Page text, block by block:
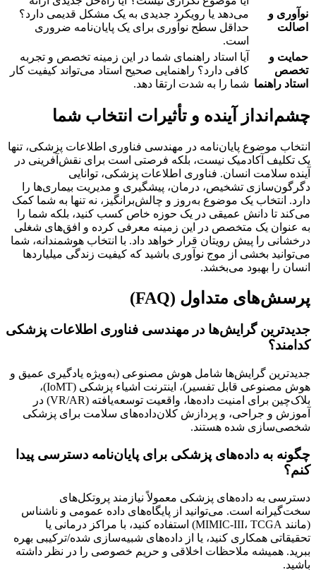
نوآوری و
اصالت
می‌دهد یا رویکرد جدیدی به یک مشکل قدیمی دارد؟
حداقل سطح نوآوری برای یک پایان‌نامه ضروری
است.
حمایت و
تخصص
استاد راهنما
آیا استاد راهنمای شما در این زمینه تخصص و تجربه
کافی دارد؟ راهنمایی صحیح استاد می‌تواند کیفیت کار
شما را به شدت ارتقا دهد.
چشم‌انداز آینده و تأثیرات انتخاب شما
انتخاب موضوع پایان‌نامه در مهندسی فناوری اطلاعات پزشکی، تنها
یک تکلیف آکادمیک نیست، بلکه فرصتی است برای نقش‌آفرینی در
آینده سلامت انسان. فناوری اطلاعات پزشکی، توانایی
دگرگون‌سازی تشخیص، درمان، پیشگیری و مدیریت بیماری‌ها را
دارد. انتخاب یک موضوع به‌روز و چالش‌برانگیز، نه تنها به شما کمک
می‌کند تا دانش عمیقی در یک حوزه خاص کسب کنید، بلکه شما را
به عنوان یک متخصص در این زمینه معرفی کرده و افق‌های شغلی
درخشانی را پیش رویتان قرار خواهد داد. با انتخاب هوشمندانه، شما
می‌توانید بخشی از موج نوآوری باشید که کیفیت زندگی میلیاردها
انسان را بهبود می‌بخشد.
پرسش‌های متداول (FAQ)
جدیدترین گرایش‌ها در مهندسی فناوری اطلاعات پزشکی
کدامند؟
جدیدترین گرایش‌ها شامل هوش مصنوعی (به‌ویژه یادگیری عمیق و
هوش مصنوعی قابل تفسیر)، اینترنت اشیاء پزشکی (IoMT)،
بلاک‌چین برای امنیت داده‌ها، واقعیت توسعه‌یافته (VR/AR) در
آموزش و جراحی، و پردازش کلان‌داده‌های سلامت برای پزشکی
شخصی‌سازی شده هستند.
چگونه به داده‌های پزشکی برای پایان‌نامه دسترسی پیدا
کنم؟
دسترسی به داده‌های پزشکی معمولاً نیازمند پروتکل‌های
سخت‌گیرانه است. می‌توانید از پایگاه‌های داده عمومی و ناشناس
(مانند MIMIC-III، TCGA) استفاده کنید، با مراکز درمانی یا
تحقیقاتی همکاری کنید، یا از داده‌های شبیه‌سازی شده/ترکیبی بهره
ببرید. همیشه ملاحظات اخلاقی و حریم خصوصی را در نظر داشته
باشید.